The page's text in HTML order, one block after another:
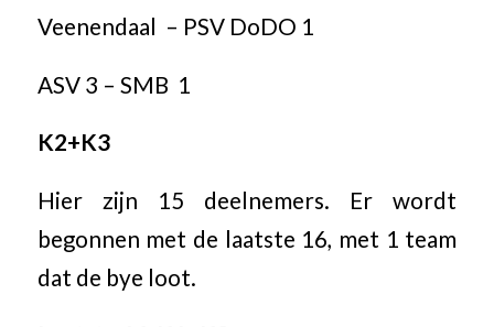
Veenendaal – PSV DoDO 1
ASV 3 – SMB 1
K2+K3
Hier zijn 15 deelnemers. Er wordt
begonnen met de laatste 16, met 1 team
dat de bye loot.